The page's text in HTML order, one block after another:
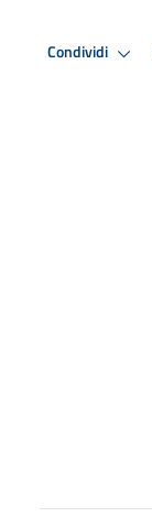
Condividi